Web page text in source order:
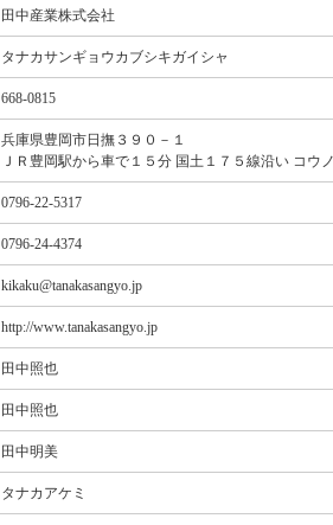
田中産業株式会社
タナカサンギョウカブシキガイシャ
668-0815
兵庫県豊岡市日撫３９０－１
ＪＲ豊岡駅から車で１５分 国土１７５線沿い コウ
0796-22-5317
0796-24-4374
kikaku@tanakasangyo.jp
http://www.tanakasangyo.jp
田中照也
田中照也
田中明美
タナカアケミ